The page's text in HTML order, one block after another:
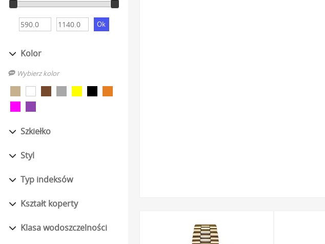
Kolor
Wybierz kolor
Szkiełko
Styl
Typ indeksów
Kształt koperty
Klasa wodoszczelności
- Kategoria oferuje
komfortowe bransolety typu mesh
Dlaczego warto wybrać